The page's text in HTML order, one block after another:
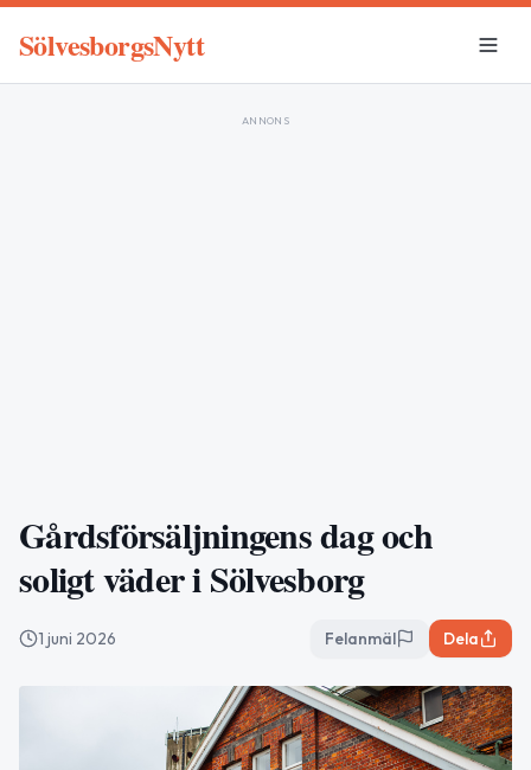
SölvesborgsNytt
ANNONS
Gårdsförsäljningens dag och
soligt väder i Sölvesborg
1 juni 2026 Felanmäl Dela